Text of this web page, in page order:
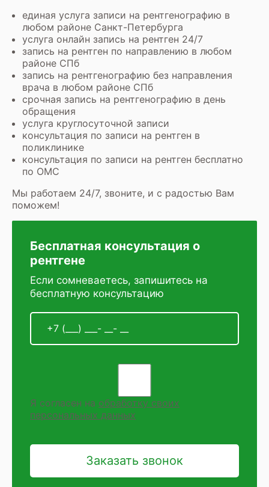
единая услуга записи на рентгенографию в
любом районе Санкт-Петербурга
услуга онлайн запись на рентген 24/7
запись на рентген по направлению в любом
районе СПб
запись на рентгенографию без направления
врача в любом районе СПб
срочная запись на рентгенографию в день
обращения
услуга круглосуточной записи
консультация по записи на рентген в
поликлинике
консультация по записи на рентген бесплатно
по ОМС
Мы работаем 24/7, звоните, и с радостью Вам
поможем!
Бесплатная консультация о
рентгене
Если сомневаетесь, запишитесь на
бесплатную консультацию
Я согласен на обработку своих
персональных данных